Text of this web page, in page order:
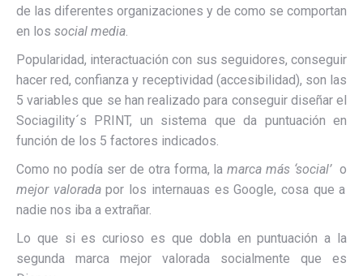
de las diferentes organizaciones y de como se comportan
en los social media.
Popularidad, interactuación con sus seguidores, conseguir
hacer red, confianza y receptividad (accesibilidad), son las
5 variables que se han realizado para conseguir diseñar el
Sociagility´s PRINT, un sistema que da puntuación en
función de los 5 factores indicados.
Como no podía ser de otra forma, lamarca más ‘social’o
mejor valoradapor los internauas es Google, cosa que a
nadie nos iba a extrañar.
Lo que si es curioso es que dobla en puntuación a la
segunda marca mejor valorada socialmente que es